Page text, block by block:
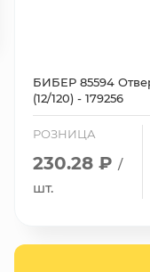
БИБЕР 85594
(12/120) - 179256
РОЗНИЦА
230.28 ₽ /
шт.